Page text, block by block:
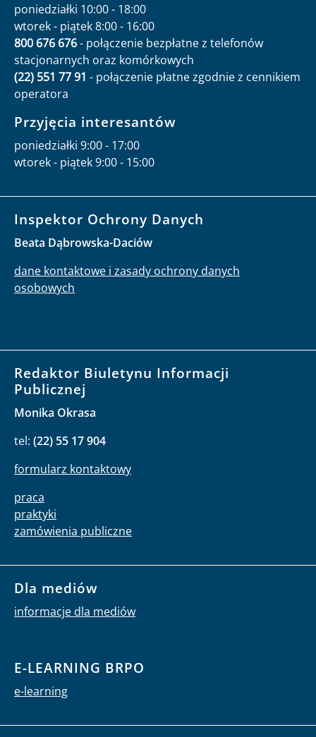
poniedziałki 10:00 - 18:00
wtorek - piątek 8:00 - 16:00
800 676 676- połączenie bezpłatne z telefonów
stacjonarnych oraz komórkowych
(22) 551 77 91 - połączenie płatne zgodnie z cennikiem
operatora
Przyjęcia interesantów
poniedziałki 9:00 - 17:00
wtorek - piątek 9:00 - 15:00
Inspektor Ochrony Danych
Beata Dąbrowska-Daciów
dane kontaktowe i zasady ochrony danych
osobowych
Redaktor Biuletynu Informacji
Publicznej
Monika Okrasa
tel: (22) 55 17 904
formularz kontaktowy
praca
praktyki
zamówienia publiczne
Dla mediów
informacje dla mediów
E-LEARNING BRPO
e-learning